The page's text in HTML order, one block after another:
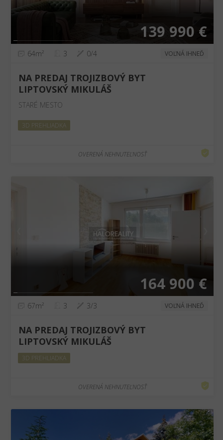
139 990 €
64m² 3 0/4 VOĽNÁ IHNEĎ
NA PREDAJ TROJIZBOVÝ BYT
LIPTOVSKÝ MIKULÁŠ
STARÉ MESTO
3D PREHLIADKA
OVERENÁ NEHNUTEĽNOSŤ
164 900 €
67m² 3 3/3 VOĽNÁ IHNEĎ
NA PREDAJ TROJIZBOVÝ BYT
LIPTOVSKÝ MIKULÁŠ
3D PREHLIADKA
OVERENÁ NEHNUTEĽNOSŤ